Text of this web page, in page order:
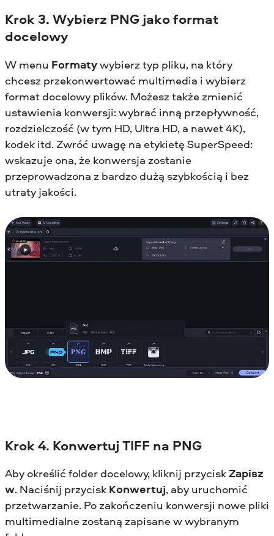
Krok 3. Wybierz PNG jako format
docelowy
W menu Formatywybierz typ pliku, na który
chcesz przekonwertować multimedia i wybierz
format docelowy plików. Możesz także zmienić
ustawienia konwersji: wybrać inną przepływność,
rozdzielczość (w tym HD, Ultra HD, a nawet 4K),
kodek itd. Zwróć uwagę na etykietę SuperSpeed:
wskazuje ona, że konwersja zostanie
przeprowadzona z bardzo dużą szybkością i bez
utraty jakości.
Krok 4. Konwertuj TIFF na PNG
Aby określić folder docelowy, kliknij przycisk Zapisz
w. Naciśnij przycisk Konwertuj, aby uruchomić
przetwarzanie. Po zakończeniu konwersji nowe pliki
multimedialne zostaną zapisane w wybranym